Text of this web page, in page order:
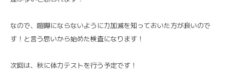
なので、喧嘩にならないように力加減を知っておいた方が良いので
す！と言う思いから始めた検査になります！
次回は、秋に体力テストを行う予定です！